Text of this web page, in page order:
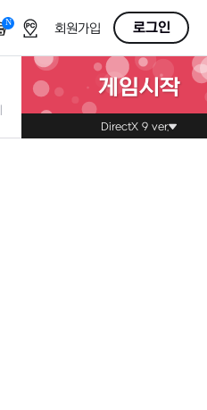
N OFF회원가입 로그인
게임시작
DirectX 9 ver.